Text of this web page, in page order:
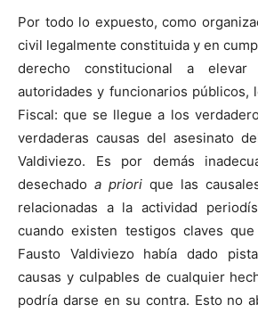
Por todo lo expuesto, como
civil legalmente constituida y en
derecho constitucional a
autoridades y funcionarios públicos,
Fiscal: que se llegue a los
verdaderas causas del asesinato
Valdiviezo. Es por demás
desechado a priori que las
relacionadas a la actividad
cuando existen testigos claves
Fausto Valdiviezo había dado
causas y culpables de cualquier
podría darse en su contra. Esto no